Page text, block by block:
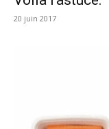
20 juin 2017